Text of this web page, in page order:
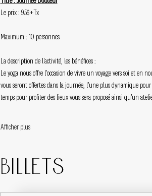
Le prix : 95$+Tx
Maximum : 10 personnes
La description de l'activité, les bénéfices :
Le yoga nous offre l'occasion de vivre un voyage vers soi et en
vous seront offertes dans la journée, l'une plus dynamique
temps pour profiter des lieux vous sera proposé ainsi qu'un
Afficher plus
Billets